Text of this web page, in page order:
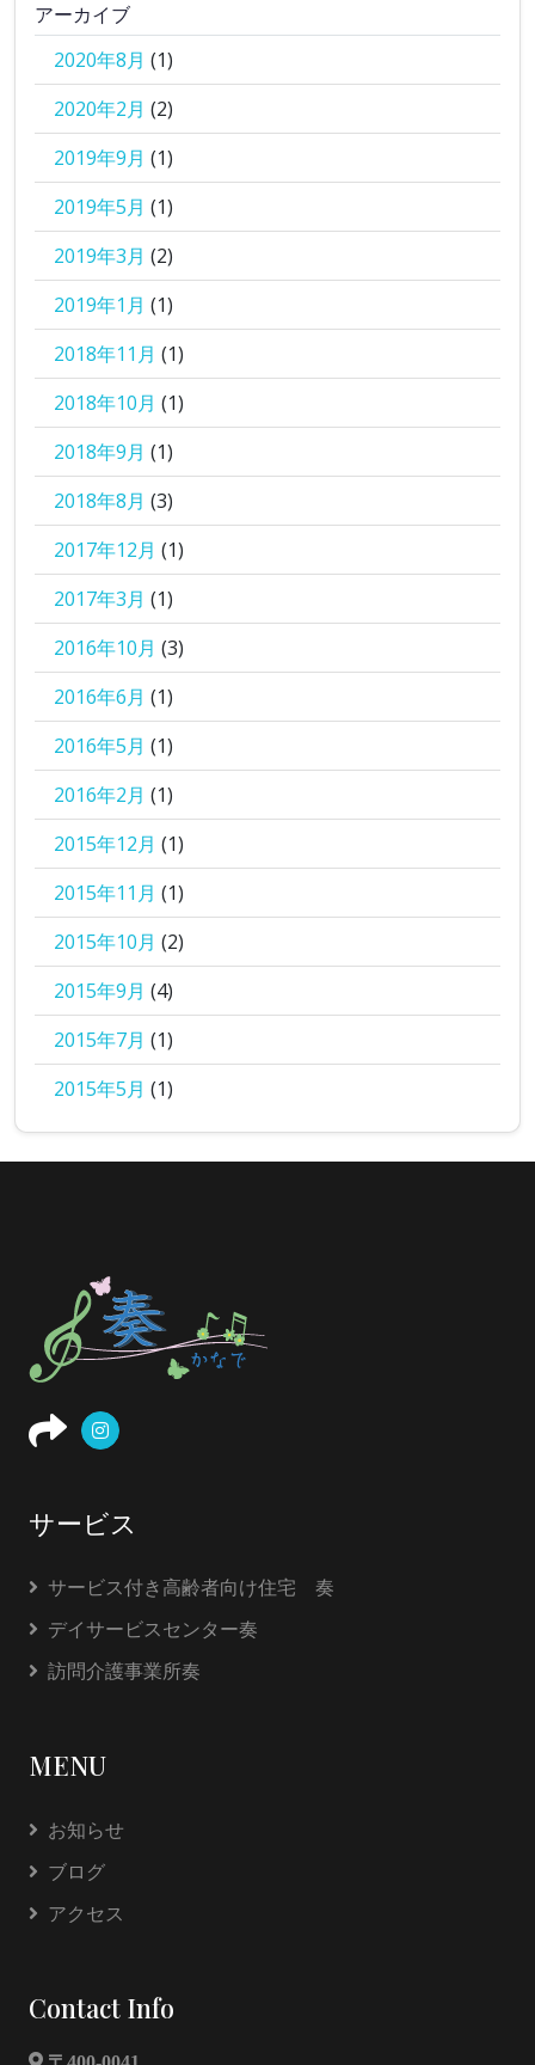
アーカイブ
2020年8月 (1)
2020年2月 (2)
2019年9月 (1)
2019年5月 (1)
2019年3月 (2)
2019年1月 (1)
2018年11月 (1)
2018年10月 (1)
2018年9月 (1)
2018年8月 (3)
2017年12月 (1)
2017年3月 (1)
2016年10月 (3)
2016年6月 (1)
2016年5月 (1)
2016年2月 (1)
2015年12月 (1)
2015年11月 (1)
2015年10月 (2)
2015年9月 (4)
2015年7月 (1)
2015年5月 (1)
サービス
サービス付き高齢者向け住宅 奏
デイサービスセンター奏
訪問介護事業所奏
MENU
お知らせ
ブログ
アクセス
Contact Info